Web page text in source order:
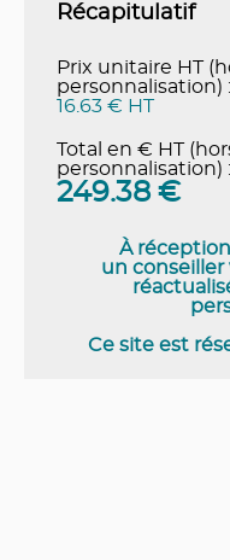
Récapitulatif
Prix unitaire HT
personnalisation) :
16.63 € HT
Total en € HT
personnalisation) :
249.38€
À
un conseiller
Ce site est